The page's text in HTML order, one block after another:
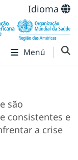
Idioma
Menú
são
consistentes e
a crise